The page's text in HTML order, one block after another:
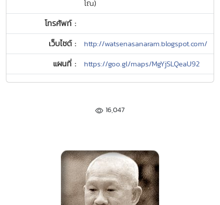
โณ)
โทรศัพท์ :
เว็บไซต์ :
http://watsenasanaram.blogspot.com/
แผนที่ : https://goo.gl/maps/MgYjSLQeaU92
16,047